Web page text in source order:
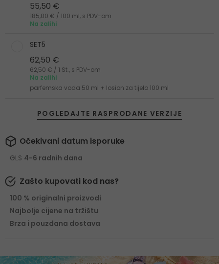
55,50 €
185,00 € / 100 ml, s PDV-om
Na zalihi
SET5
parfemska voda 50 ml + losion za tijelo 100 ml
62,50 €
62,50 € / 1 St., s PDV-om
Na zalihi
POGLEDAJTE RASPRODANE VERZIJE
Očekivani datum isporuke
GLS 4-6 radnih dana
Zašto kupovati kod nas?
100 % originalni proizvodi
Najbolje cijene na tržištu
Brza i pouzdana dostava